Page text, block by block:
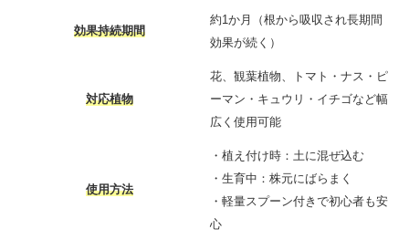
効果持続期間
約1か月（根から吸収され長期間
効果が続く）
対応植物
花、観葉植物、トマト・ナス・ピ
ーマン・キュウリ・イチゴなど幅
広く使用可能
使用方法
・植え付け時：土に混ぜ込む
・生育中：株元にばらまく
・軽量スプーン付きで初心者も安
心